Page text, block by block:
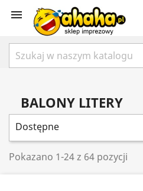

BALONY LITERY
Dostępne
Pokazano 1-24 z 64 pozycji